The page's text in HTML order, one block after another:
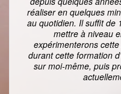
réaliser en quelques
au quotidien. Il suffit de
mettre à niveau
expérimenterons
durant cette formation
sur moi-même, puis